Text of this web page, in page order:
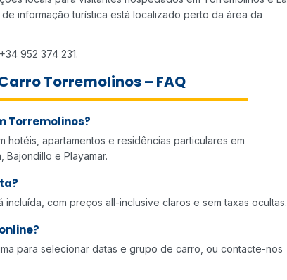
informação turística está localizado perto da área da
952 374 231.
Torremolinos – FAQ
Torremolinos?
hotéis, apartamentos e residências particulares em
Bajondillo e Playamar.
incluída, com preços all-inclusive claros e sem taxas ocultas.
para selecionar datas e grupo de carro, ou contacte-nos